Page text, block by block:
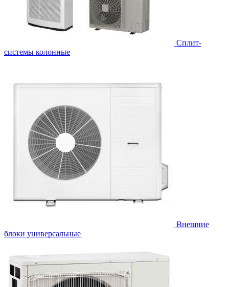
Cплит-
системы колонные
Внешние
блоки универсальные